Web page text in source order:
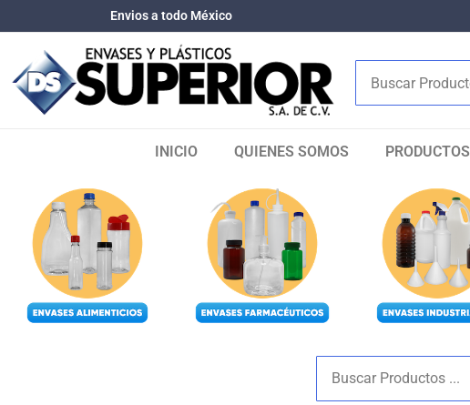
Envios a todo México
INICIO QUIENES SOMOS​ PRODUCTOS